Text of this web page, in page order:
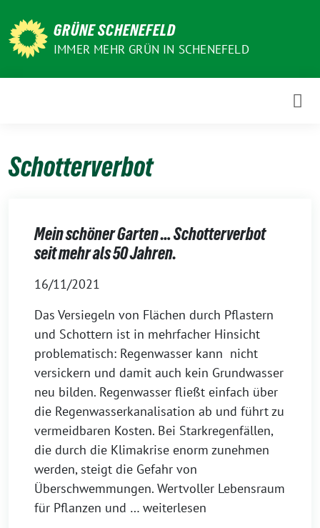
zum
Inhalt
GRÜNE SCHENEFELD
IMMER MEHR GRÜN IN SCHENEFELD
Schotterverbot
Mein schöner Garten … Schotterverbot
seit mehr als 50 Jahren.
16/11/2021
Das Versiegeln von Flächen durch Pflastern
und Schottern ist in mehrfacher Hinsicht
problematisch: Regenwasser kann nicht
versickern und damit auch kein Grundwasser
neu bilden. Regenwasser fließt einfach über
die Regenwasserkanalisation ab und führt zu
vermeidbaren Kosten. Bei Starkregenfällen,
die durch die Klimakrise enorm zunehmen
werden, steigt die Gefahr von
Überschwemmungen. Wertvoller Lebensraum
für Pflanzen und … weiterlesen